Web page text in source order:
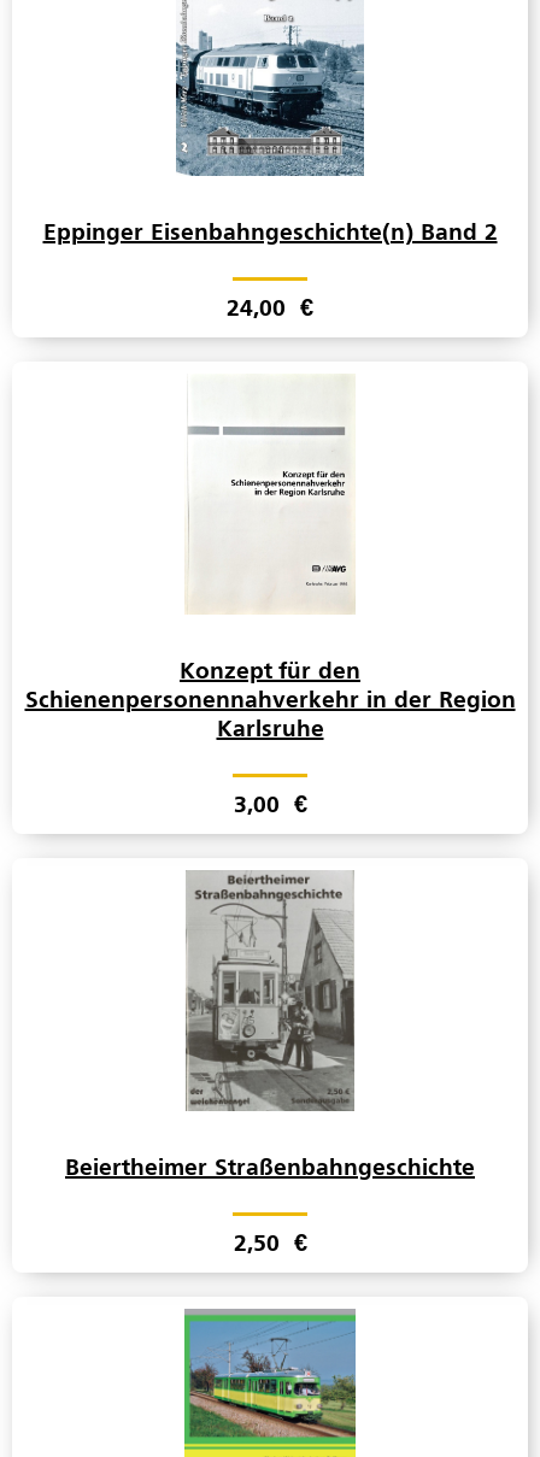
Eppinger Eisenbahngeschichte(n) Band 2
24,00 €
Konzept für den
Schienenpersonennahverkehr in der Region
Karlsruhe
3,00 €
Beiertheimer Straßenbahngeschichte
2,50 €